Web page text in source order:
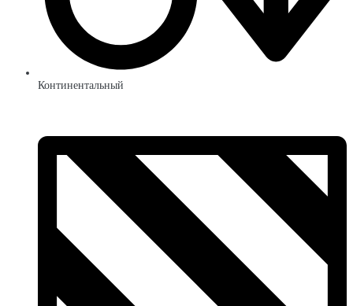
Континентальный